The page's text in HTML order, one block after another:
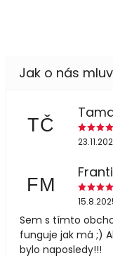
TČ
FM
Sem s tímto
funguje jak má ;)
bylo naposledy!!!